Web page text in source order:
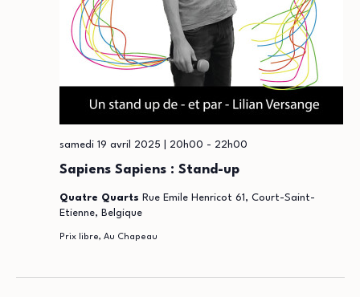
Sapiens Sapiens : Stand-up
samedi 19 avril 2025 | 20h00 - 22h00
Quatre Quarts Rue Emile Henricot 61, Court-Saint-
Etienne, Belgique
Prix libre, Au Chapeau